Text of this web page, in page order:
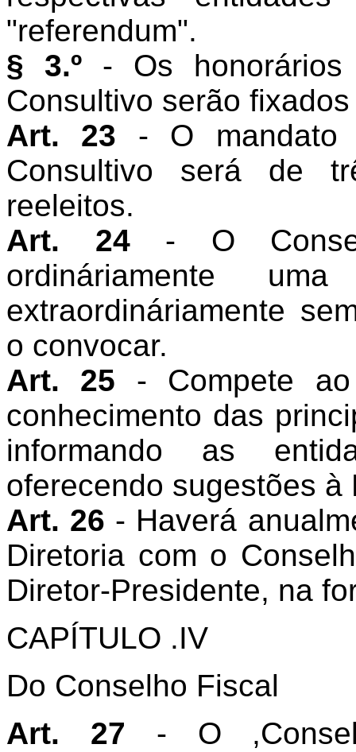
"referendum".
§ 3.º - Os
Consultivo serão
Art. 23 - O mandato
Consultivo será de
reeleitos.
Art. 24 - O
ordináriamente
extraordináriamente
o convocar.
Art. 25 - Compete
conhecimento das
informando as
oferecendo sugestões à
Art. 26 - Haverá
Diretoria com o
Diretor-Presidente, na
CAPÍTULO .IV
Do Conselho Fiscal
Art. 27 - O